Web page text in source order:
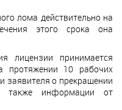
лома действительно на
этого срока она
лицензии принимается
протяжении 10 рабочих
заявителя о прекращении
также информации от